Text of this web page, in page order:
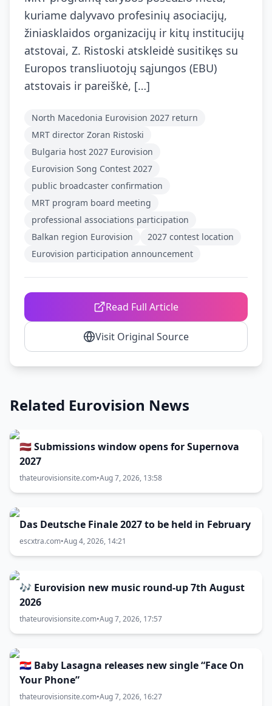
kuriame dalyvavo profesinių asociacijų,
žiniasklaidos organizacijų ir kitų institucijų
atstovai, Z. Ristoski atskleidė susitikęs su
Europos transliuotojų sąjungos (EBU)
atstovais ir pareiškė, […]
North Macedonia Eurovision 2027 return
MRT director Zoran Ristoski
Bulgaria host 2027 Eurovision
Eurovision Song Contest 2027
public broadcaster confirmation
MRT program board meeting
professional associations participation
Balkan region Eurovision
2027 contest location
Eurovision participation announcement
Read Full Article
Visit Original Source
Related Eurovision News
🇱🇻 Submissions window opens for Supernova
2027
thateurovisionsite.com•Aug 7, 2026, 13:58
Das Deutsche Finale 2027 to be held in February
escxtra.com•Aug 4, 2026, 14:21
🎶 Eurovision new music round-up 7th August
2026
thateurovisionsite.com•Aug 7, 2026, 17:57
🇭🇷 Baby Lasagna releases new single “Face On
Your Phone”
thateurovisionsite.com•Aug 7, 2026, 16:27